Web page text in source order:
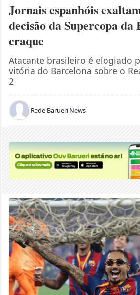
Jornais espanhóis
decisão da Supercopa
craque
Atacante brasileiro é elogiado
vitória do Barcelona sobre o
2
Rede Barueri News